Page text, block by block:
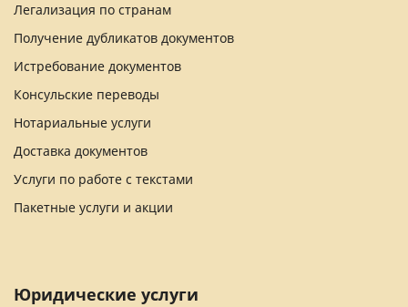
Легализация по странам
Получение дубликатов документов
Истребование документов
Консульские переводы
Нотариальные услуги
Доставка документов
Услуги по работе с текстами
Пакетные услуги и акции
Юридические услуги